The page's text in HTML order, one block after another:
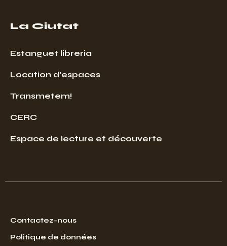
La Ciutat
Estanguet libreria
Location d’espaces
Transmetem!
CERC
Espace de lecture et découverte
Contactez-nous
Politique de données